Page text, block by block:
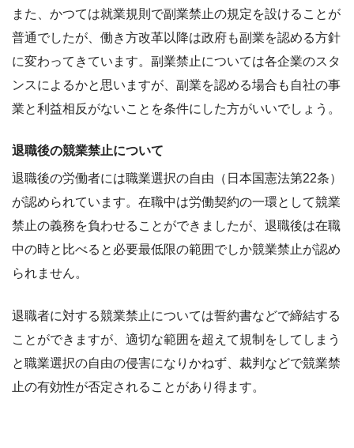
また、かつては就業規則で副業禁止の規定を設けることが
普通でしたが、働き方改革以降は政府も副業を認める方針
に変わってきています。副業禁止については各企業のスタ
ンスによるかと思いますが、副業を認める場合も自社の事
業と利益相反がないことを条件にした方がいいでしょう。
退職後の競業禁止について
退職後の労働者には職業選択の自由（日本国憲法第22条）
が認められています。在職中は労働契約の一環として競業
禁止の義務を負わせることができましたが、退職後は在職
中の時と比べると必要最低限の範囲でしか競業禁止が認め
られません。
退職者に対する競業禁止については誓約書などで締結する
ことができますが、適切な範囲を超えて規制をしてしまう
と職業選択の自由の侵害になりかねず、裁判などで競業禁
止の有効性が否定されることがあり得ます。